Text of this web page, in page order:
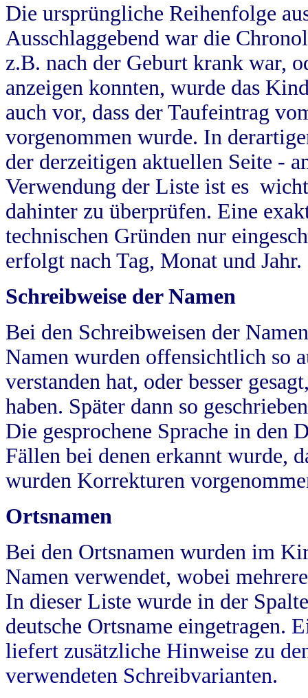
Die ursprüngliche Reihenfolge
Ausschlaggebend war die
z.B. nach der Geburt krank war,
anzeigen konnten, wurde das
auch vor, dass der Taufeintrag
vorgenommen wurde. In
der derzeitigen aktuellen Seite -
Verwendung der Liste ist es
dahinter zu überprüfen. Eine
technischen Gründen nur
erfolgt nach Tag, Monat und Jahr.
Schreibweise der Namen
Bei den Schreibweisen der
Namen wurden offensichtlich so
verstanden hat, oder besser
haben. Später dann so
Die gesprochene Sprache in
Fällen bei denen erkannt wurde,
wurden Korrekturen
Ortsnamen
Bei den Ortsnamen wurden im
Namen verwendet, wobei
In dieser Liste wurde in der
deutsche Ortsname eingetragen.
liefert zusätzliche Hinweise zu
verwendeten Schreibvarianten.